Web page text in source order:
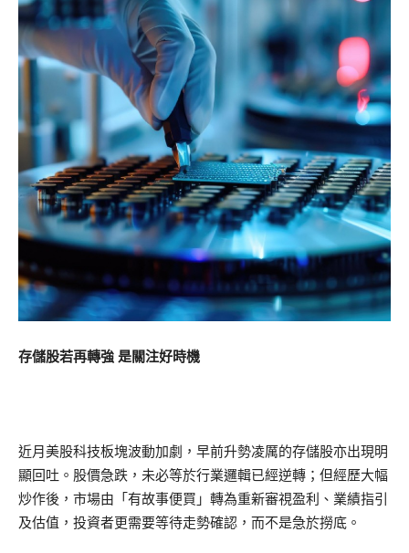
存儲股若再轉強 是關注好時機
近月美股科技板塊波動加劇，早前升勢凌厲的存儲股亦出現明
顯回吐。股價急跌，未必等於行業邏輯已經逆轉；但經歷大幅
炒作後，市場由「有故事便買」轉為重新審視盈利、業績指引
及估值，投資者更需要等待走勢確認，而不是急於撈底。